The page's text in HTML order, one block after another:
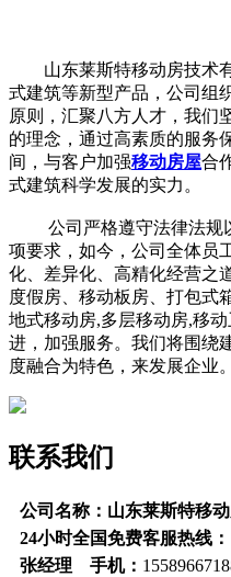
山东莱斯特移动房技术
式建筑等新型产品，公司组
原则，汇聚八方人才，我们
的理念，通过高素质的服务
间，与客户加强移动房屋合
式建筑科学发展的实力。
公司严格遵守法律法规
项要求，如今，公司全体员
化、差异化、高精化经营之
度假房、移动板房、打包式
地式移动房,多层移动房,移
进，加强服务。我们将围绕
度融合为特色，来发展企业。
联系我们
公司名称：山东莱斯特移
24小时全国免费客服热线：
张经理 手机：